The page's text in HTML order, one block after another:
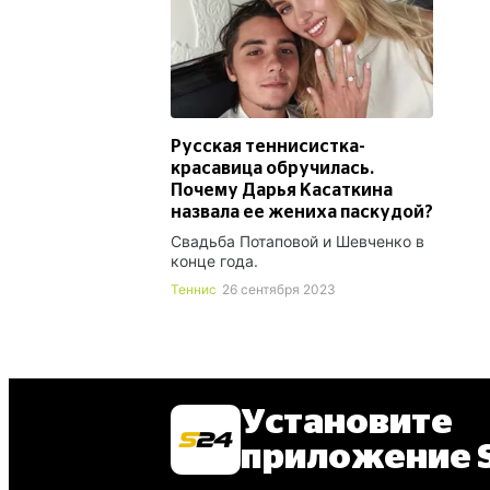
Русская теннисистка-
красавица обручилась.
Почему Дарья Касаткина
назвала ее жениха паскудой?
Свадьба Потаповой и Шевченко в
конце года.
Теннис 26 сентября 2023
Установите
приложение